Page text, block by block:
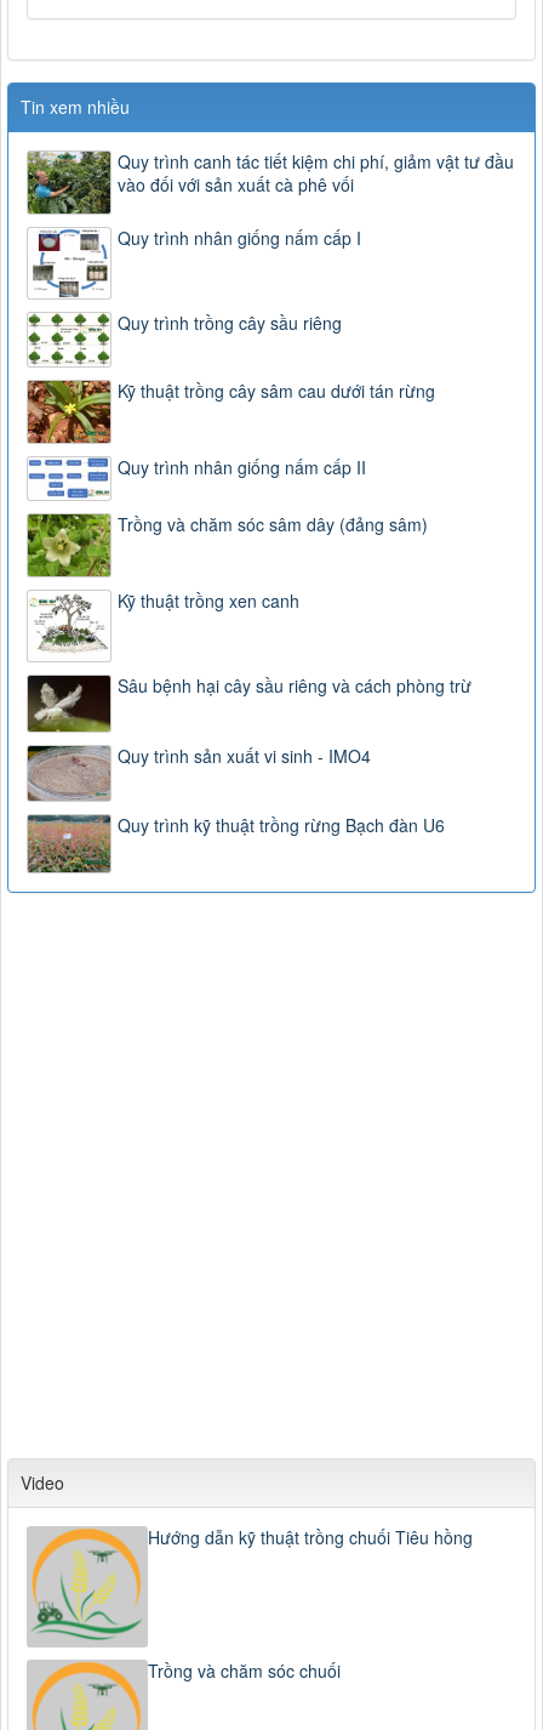
Tin xem nhiều
Quy trình canh tác tiết kiệm chi phí, giảm vật tư đầu
vào đối với sản xuất cà phê vối
Quy trình nhân giống nấm cấp I
Quy trình trồng cây sầu riêng
Kỹ thuật trồng cây sâm cau dưới tán rừng
Quy trình nhân giống nấm cấp II
Trồng và chăm sóc sâm dây (đảng sâm)
Kỹ thuật trồng xen canh
Sâu bệnh hại cây sầu riêng và cách phòng trừ
Quy trình sản xuất vi sinh - IMO4
Quy trình kỹ thuật trồng rừng Bạch đàn U6
Video
Hướng dẫn kỹ thuật trồng chuối Tiêu hồng
Trồng và chăm sóc chuối